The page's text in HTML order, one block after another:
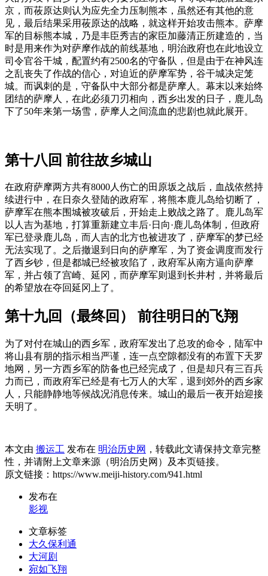
京，而莜原达则认为应先全力压制熊本，虽然还有其他的意
见，最后结果采用莜原达的战略，就这样开始攻击熊本。萨摩
军的目标熊本城，乃是丰臣秀吉的家臣加藤清正所建造的，当
时是用来作为对萨摩作战的前线基地，明治政府也在此地设立
司令官谷干城，配置约有2500名的守备队，但是由于在神风连
之乱丧失了作战的信心，对迫近的萨摩军势，谷干城决定笼
城。而讽刺的是，守备队中大部分都是萨摩人。幕末以来始终
团结的萨摩人，在此必须刀刃相向，西乡出发的日子，鹿儿岛
下了50年来第一场雪，萨摩人之间流血的悲剧也就此展开。
第十八回 前往故乡城山
在政府萨摩两方共有8000人伤亡的田原坂之战后，血战依然持
续进行中，在日奈久登陆的政府军，将熊本鹿儿岛给切断了，
萨摩军在熊本围城被攻破后，开始走上败战之路了。鹿儿岛军
以人吉为基地，打算重新建立丰后·日向·鹿儿岛体制，但政府
军已登录鹿儿岛，而人吉的北方也被进攻了，萨摩军的梦已经
无法实现了。之后撤退到日向的萨摩军，为了资金调度而发行
了西乡钞，但是都城已经被攻陷了，政府军从南方逼向萨摩
军，并占领了宫崎、延冈，而萨摩军则退到长井村，并将最后
的希望放在夺回延冈上了。
第十九回（最终回） 前往明日的飞翔
为了对付在城山的西乡军，政府军发出了总攻的命令，陆军中
将山县有朋的指示相当严谨，连一点空隙都没有的布置下天罗
地网，另一方西乡军的防备也已经完成了，但是却只有三百兵
力而已，而政府军已经是有七万人的大军，退到郊外的西乡家
人，只能静静地等候战况消息传来。城山的最后一夜开始迎接
天明了。
本文由 搬运工 发布在 明治历史网 ，转载此文请保持文章完整
性，并请附上文章来源（明治历史网）及本页链接。
原文链接：https://www.meiji-history.com/941.html
发布在
影视
文章标签
大久保利通
大河剧
宛如飞翔